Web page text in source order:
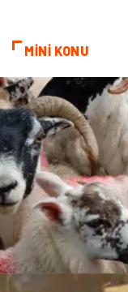
Pazarlama
Kiralama Servisleri
Kültür
MİNİ KONU